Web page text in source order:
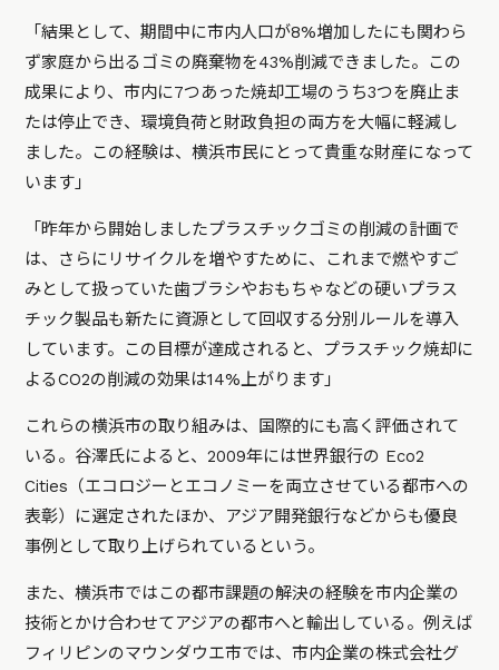
「結果として、期間中に市内人口が8%増加したにも関わら
ず家庭から出るゴミの廃棄物を43%削減できました。この
成果により、市内に7つあった焼却工場のうち3つを廃止ま
たは停止でき、環境負荷と財政負担の両方を大幅に軽減し
ました。この経験は、横浜市民にとって貴重な財産になって
います」
「昨年から開始しましたプラスチックゴミの削減の計画で
は、さらにリサイクルを増やすために、これまで燃やすご
みとして扱っていた歯ブラシやおもちゃなどの硬いプラス
チック製品も新たに資源として回収する分別ルールを導入
しています。この目標が達成されると、プラスチック焼却に
よるCO2の削減の効果は14%上がります」
これらの横浜市の取り組みは、国際的にも高く評価されて
いる。谷澤氏によると、2009年には世界銀行の Eco2
Cities（エコロジーとエコノミーを両立させている都市への
表彰）に選定されたほか、アジア開発銀行などからも優良
事例として取り上げられているという。
また、横浜市ではこの都市課題の解決の経験を市内企業の
技術とかけ合わせてアジアの都市へと輸出している。例えば
フィリピンのマウンダウエ市では、市内企業の株式会社グ